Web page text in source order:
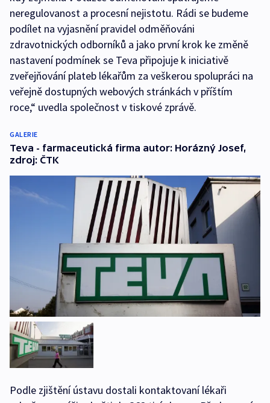
neregulovanost a procesní nejistotu. Rádi se budeme
podílet na vyjasnění pravidel odměňováni
zdravotnických odborníků a jako první krok ke změně
nastavení podmínek se Teva připojuje k iniciativě
zveřejňování plateb lékařům za veškerou spolupráci na
veřejně dostupných webových stránkách v příštím
roce,“ uvedla společnost v tiskové zprávě.
GALERIE
Teva - farmaceutická firma autor: Horázný Josef,
zdroj: ČTK
Podle zjištění ústavu dostali kontaktovaní lékaři